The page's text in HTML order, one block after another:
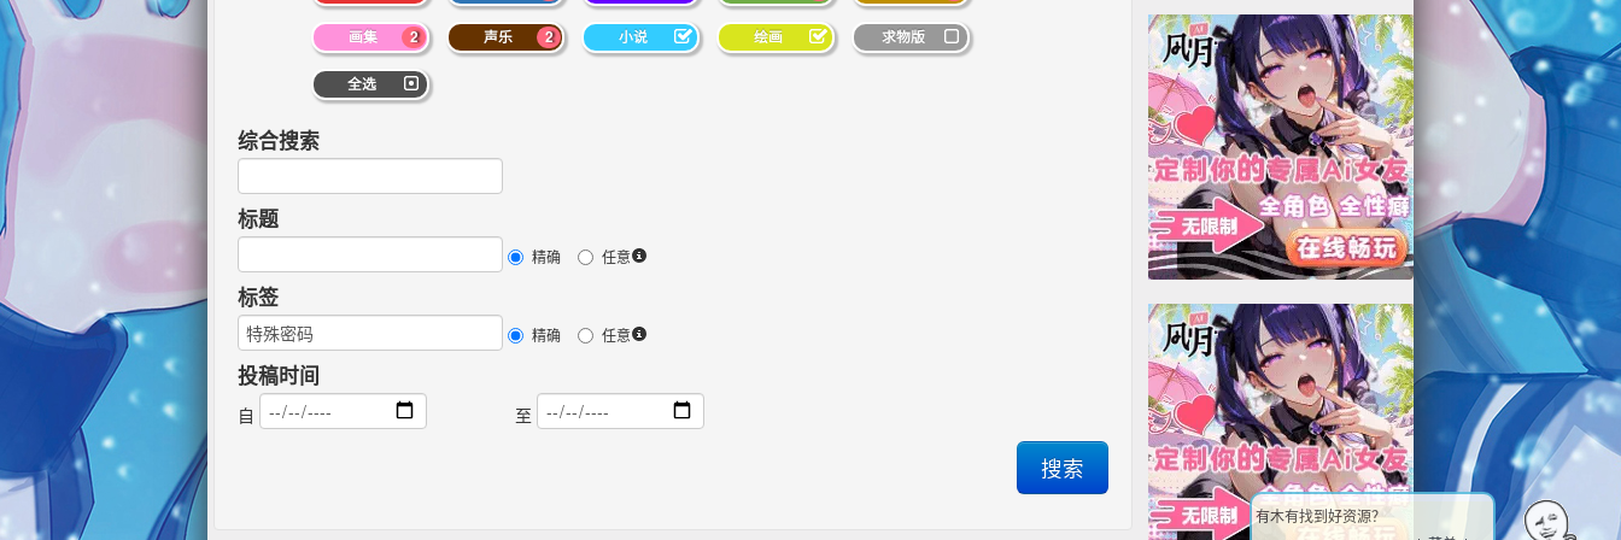
2
画集 2
声乐 小说 绘画 求物版
全选
综合搜索
标题
精确 任意
标签
精确 任意
投稿时间
自 至
一起来投稿吧...